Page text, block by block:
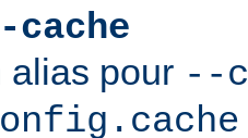
alias pour --